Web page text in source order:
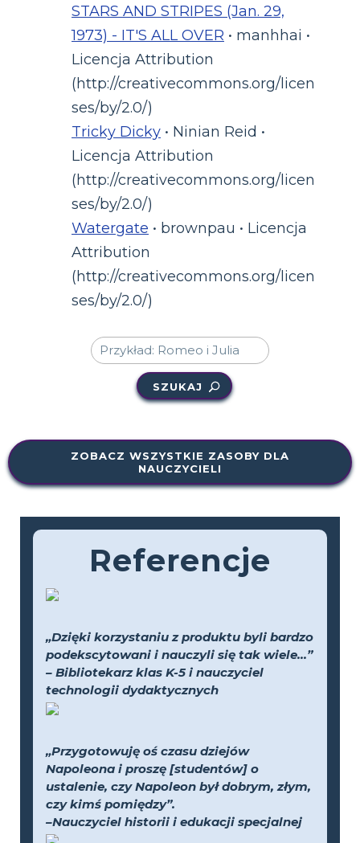
STARS AND STRIPES (Jan. 29,
1973) - IT'S ALL OVER • manhhai •
Licencja Attribution
(http://creativecommons.org/licen
ses/by/2.0/)
Tricky Dicky • Ninian Reid •
Licencja Attribution
(http://creativecommons.org/licen
ses/by/2.0/)
Watergate • brownpau • Licencja
Attribution
(http://creativecommons.org/licen
ses/by/2.0/)
SZUKAJ
ZOBACZ WSZYSTKIE ZASOBY DLA
NAUCZYCIELI
Referencje
„Dzięki korzystaniu z produktu byli bardzo
podekscytowani i nauczyli się tak wiele...”
– Bibliotekarz klas K-5 i nauczyciel
technologii dydaktycznych
„Przygotowuję oś czasu dziejów
Napoleona i proszę [studentów] o
ustalenie, czy Napoleon był dobrym, złym,
czy kimś pomiędzy”.
–Nauczyciel historii i edukacji specjalnej